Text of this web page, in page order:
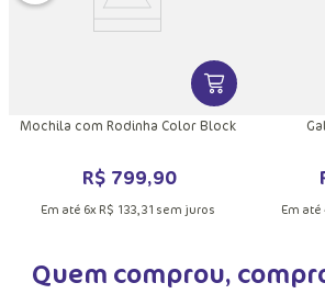
INFORMAÇÕES DO PRODUTO
VER MAIS
Mochila com Rodinha Color Block
R$ 799,90
Em até 6x R$ 133,31 sem juros Em até
Quem comprou,